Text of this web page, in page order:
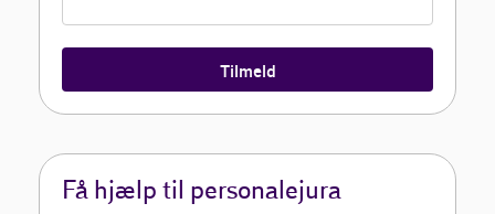
Tilmeld
Få hjælp til personalejura